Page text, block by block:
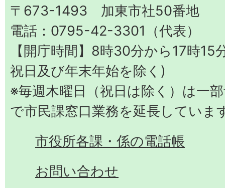
〒673-1493 加東市社50番地
電話：0795-42-3301（代表）
【開庁時間】8時30分から17時15
祝日及び年末年始を除く)
※毎週木曜日（祝日は除く）は一
で市民課窓口業務を延長していま
市役所各課・係の電話帳
お問い合わせ